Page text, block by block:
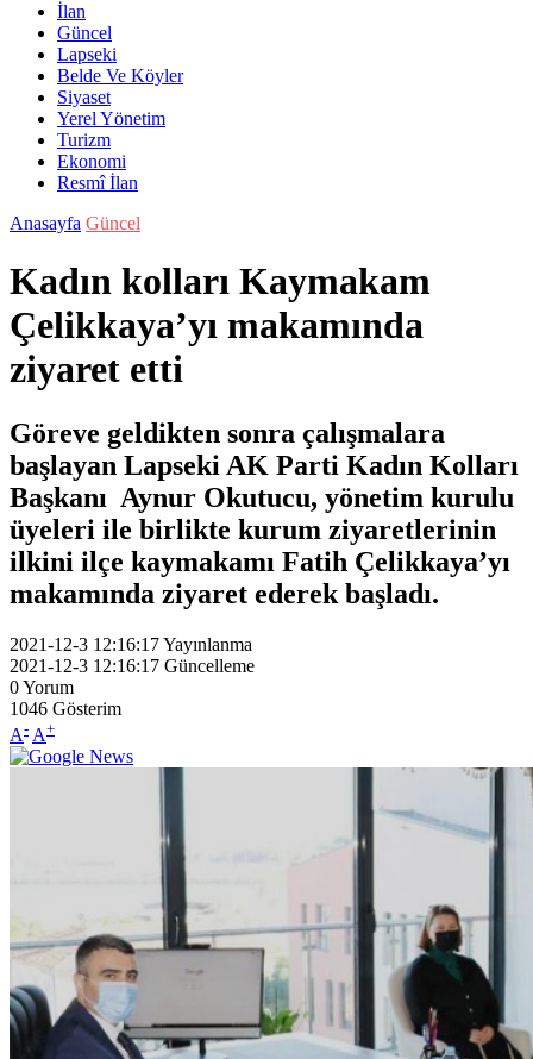
İlan
Güncel
Lapseki
Belde Ve Köyler
Siyaset
Yerel Yönetim
Turizm
Ekonomi
Resmî İlan
Anasayfa Güncel
Kadın kolları Kaymakam
Çelikkaya’yı makamında
ziyaret etti
Göreve geldikten sonra çalışmalara
başlayan Lapseki AK Parti Kadın Kolları
Başkanı Aynur Okutucu, yönetim kurulu
üyeleri ile birlikte kurum ziyaretlerinin
ilkini ilçe kaymakamı Fatih Çelikkaya’yı
makamında ziyaret ederek başladı.
2021-12-3 12:16:17Yayınlanma
2021-12-3 12:16:17 Güncelleme
0Yorum
1046 Gösterim
A- A+